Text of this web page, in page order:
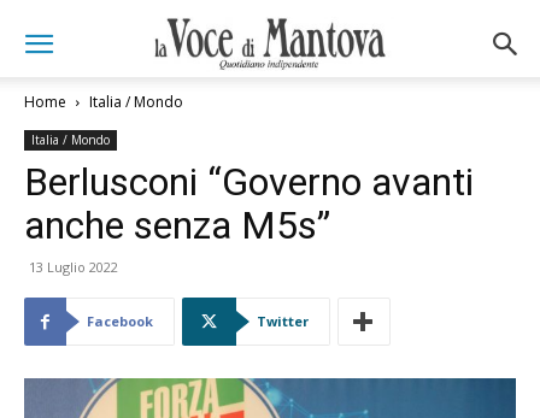
Home Italia / Mondo
Italia / Mondo
Berlusconi “Governo avanti
anche senza M5s”
13 Luglio 2022
Facebook Twitter